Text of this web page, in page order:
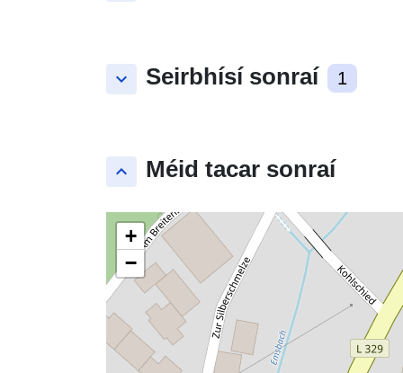
keyboard_arrow_down Seirbhísí sonraí 1
keyboard_arrow_up Méid tacar sonraí
+
−